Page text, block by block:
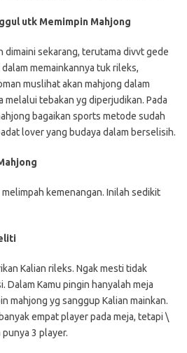
utk Memimpin Mahjong
dimaini sekarang, terutama divvt gede
memainkannya tuk rileks,
muslihat akan mahjong dalam
melalui tebakan yg diperjudikan. Pada
bagaikan sports metode sudah
lover yang budaya dalam berselisih.
kemenangan. Inilah sedikit
Kalian rileks. Ngak mesti tidak
Dalam Kamu pingin hanyalah meja
mahjong yg sanggup Kalian mainkan.
empat player pada meja, tetapi \
punya 3 player.